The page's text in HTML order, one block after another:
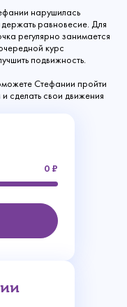
нарушилась
равновесие. Для
регулярно занимается
курс
подвижность.
Стефании пройти
сделать свои движения
0